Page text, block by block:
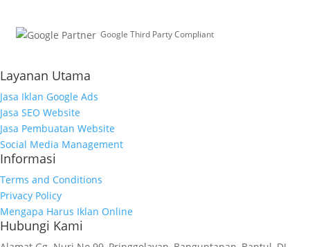
Google Third Party Compliant
Layanan Utama
Jasa Iklan Google Ads
Jasa SEO Website
Jasa Pembuatan Website
Social Media Management
Informasi
Terms and Conditions
Privacy Policy
Mengapa Harus Iklan Online
Hubungi Kami